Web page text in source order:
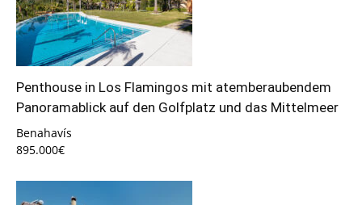
Penthouse in Los Flamingos mit atemberaubendem
Panoramablick auf den Golfplatz und das Mittelmeer
Benahavís
895.000€